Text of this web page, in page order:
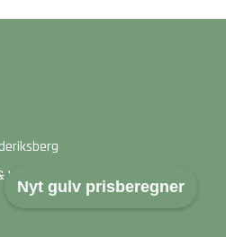
Nyt gulv prisberegner
BEREGN PRIS
ApS